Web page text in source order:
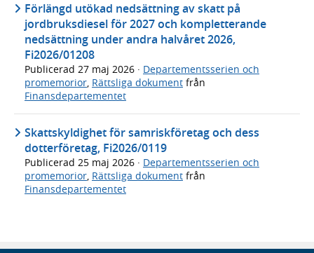
Förlängd utökad nedsättning av skatt på
jordbruksdiesel för 2027 och kompletterande
nedsättning under andra halvåret 2026,
Fi2026/01208
Publicerad 27 maj 2026 · Departementsserien och
promemorior, Rättsliga dokument från
Finansdepartementet
Skattskyldighet för samriskföretag och dess
dotterföretag, Fi2026/0119
Publicerad 25 maj 2026 · Departementsserien och
promemorior, Rättsliga dokument från
Finansdepartementet